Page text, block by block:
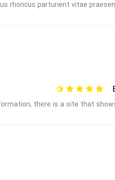
rhoncus parturient vitae
there is a site that